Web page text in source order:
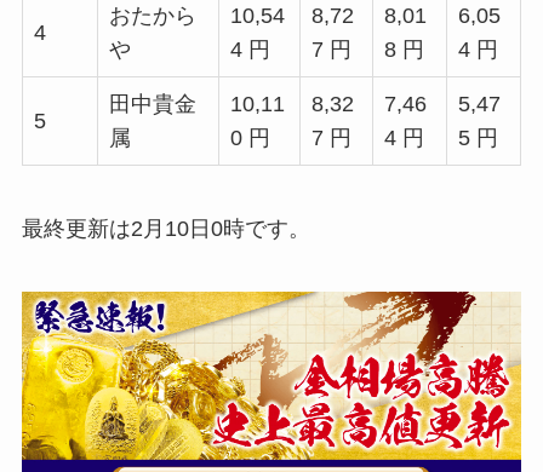
4
おたから
や
10,54
4 円
8,72
7 円
8,01
8 円
6,05
4 円
5
田中貴金
属
10,11
0 円
8,32
7 円
7,46
4 円
5,47
5 円
最終更新は2月10日0時です。